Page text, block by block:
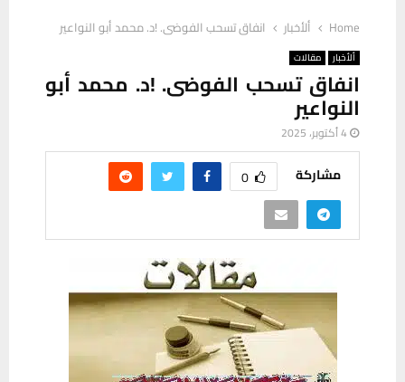
Home ألأخبار انفاق تسحب الفوضى. !د. محمد أبو النواعير
ألأخبار مقالات
انفاق تسحب الفوضى. !د. محمد أبو
النواعير
4 أكتوبر، 2025
مشاركة 0